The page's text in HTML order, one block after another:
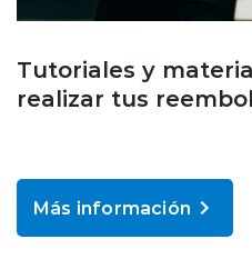
Tutoriales y
realizar tus
Más información